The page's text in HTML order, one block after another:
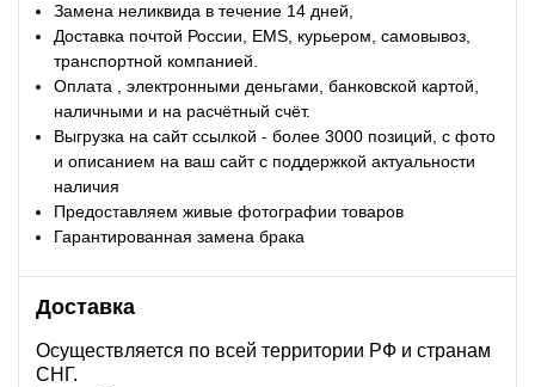
Замена неликвида в течение 14 дней,
Доставка почтой России, EMS, курьером, самовывоз,
транспортной компанией.
Оплата , электронными деньгами, банковской картой,
наличными и на расчётный счёт.
Выгрузка на сайт ссылкой - более 3000 позиций, с фото
и описанием на ваш сайт с поддержкой актуальности
наличия
Предоставляем живые фотографии товаров
Гарантированная замена брака
Доставка
Осуществляется по всей территории РФ и странам
СНГ.